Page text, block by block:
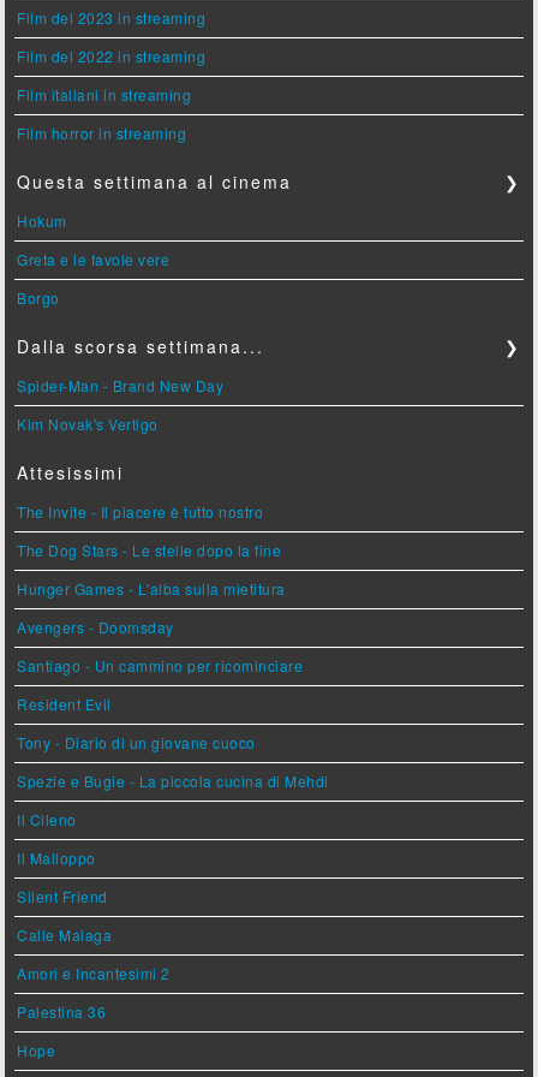
Film del 2023 in streaming
Film del 2022 in streaming
Film italiani in streaming
Film horror in streaming
Questa settimana al cinema ❯
Hokum
Greta e le favole vere
Borgo
Dalla scorsa settimana... ❯
Spider-Man - Brand New Day
Kim Novak's Vertigo
Attesissimi
The Invite - Il piacere è tutto nostro
The Dog Stars - Le stelle dopo la fine
Hunger Games - L'alba sulla mietitura
Avengers - Doomsday
Santiago - Un cammino per ricominciare
Resident Evil
Tony - Diario di un giovane cuoco
Spezie e Bugie - La piccola cucina di Mehdi
Il Cileno
Il Malloppo
Silent Friend
Calle Malaga
Amori e Incantesimi 2
Palestina 36
Hope